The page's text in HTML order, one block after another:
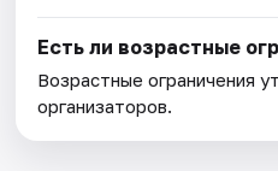
Есть ли возрастные
Возрастные ограничения
организаторов.